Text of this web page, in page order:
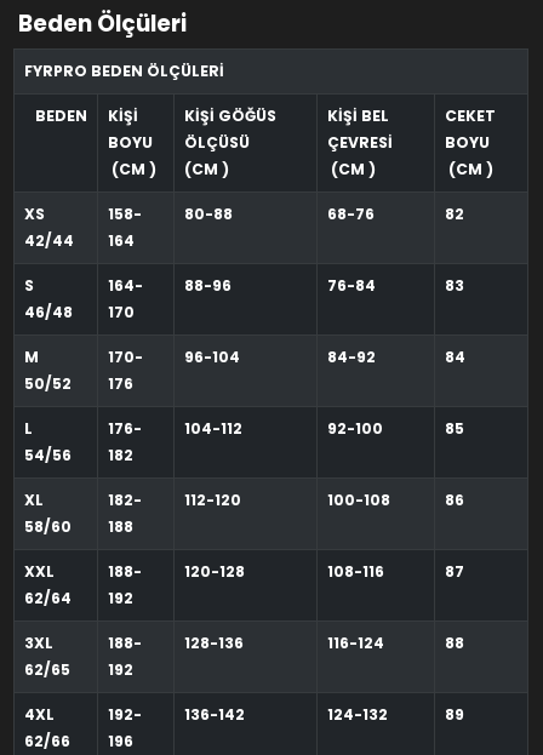
Beden Ölçüleri
FYRPRO BEDEN ÖLÇÜLERİ
BEDEN
KİŞİ
BOYU
(CM )
KİŞİ GÖĞÜS
ÖLÇÜSÜ
(CM )
KİŞİ BEL
ÇEVRESİ
(CM )
CEKET
BOYU
(CM )
XS
42/44
158-
164
80-88 68-76 82
S
46/48
164-
170
88-96 76-84 83
M
50/52
170-
176
96-104 84-92 84
L
54/56
176-
182
104-112 92-100 85
XL
58/60
182-
188
112-120 100-108 86
XXL
62/64
188-
192
120-128 108-116 87
3XL
62/65
188-
192
128-136 116-124 88
4XL
62/66
192-
196
136-142 124-132 89